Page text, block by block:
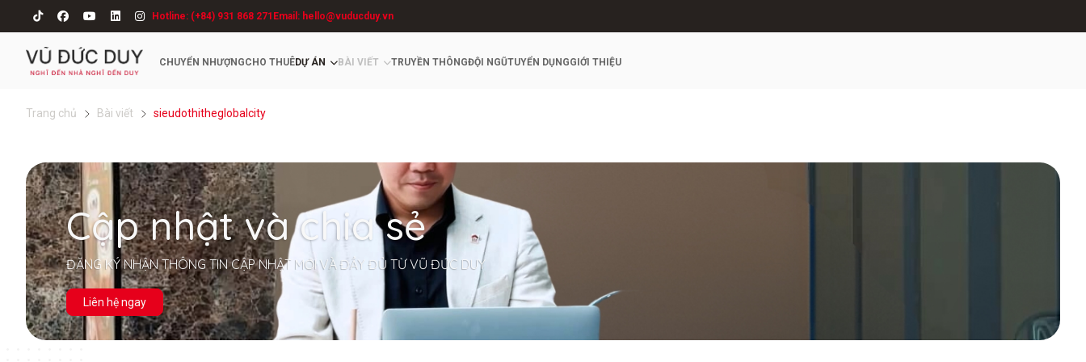
Hotline: (+84) 931 868 271 Email: hello@vuducduy.vn
CHUYỂN NHƯỢNGCHO THUÊDỰ ÁN BÀI VIẾT TRUYỀN THÔNGĐỘI NGŨTUYỂN DỤNGGIỚI THIỆU
Trang chủ Bài viết sieudothitheglobalcity
Cập nhật và chia sẻ
ĐĂNG KÝ NHẬN THÔNG TIN CẬP NHẬT MỚI VÀ ĐẦY ĐỦ TỪ VŨ ĐỨC DUY
Liên hệ ngay